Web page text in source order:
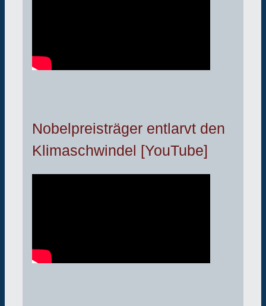
Nobelpreisträger entlarvt den
Klimaschwindel [YouTube]